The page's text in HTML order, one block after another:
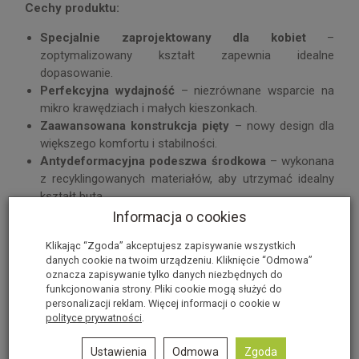
Cechy produktu:
Specjalnie zaprojektowany dla kobiet–
zoptymalizowany kształt zapewnia idealne
dopasowanie.
Perfekcyjna wydajność– niezrównane wsparcie na
mikro krawędziach i małych kieszonkach.
Zaawansowana konstrukcja pięty – nowy design dla
większego komfortu i stabilności.
Antydeformacyjna podeszwa środkowa – wykonana
z recyklingowanych materiałów, aby utrzymać idealny
kształt buta.
Wyjątkowa przyczepność– guma Zenith Pro 2.0
Lekka konstrukcja– mniejsza waga zapewnia
komfort podczas długich sesji wspinaczkowych.
Ekologiczne materiały – język z oddychającego
materiału pochodzącego z recyklingu.
Informacje o producencie
Informacja o cookies
Klikając “Zgoda” akceptujesz zapisywanie wszystkich
danych cookie na twoim urządzeniu. Kliknięcie “Odmowa”
oznacza zapisywanie tylko danych niezbędnych do
funkcjonowania strony. Pliki cookie mogą służyć do
personalizacji reklam. Więcej informacji o cookie w
polityce prywatności.
Ustawienia Odmowa Zgoda